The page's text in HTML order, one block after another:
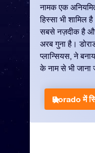
नामक एक
हिस्सा भी शामिल
सबसे नज़दीक है
अरब गुना है।
प्लान्सियस, ने
के नाम से भी जाना
Dorado में